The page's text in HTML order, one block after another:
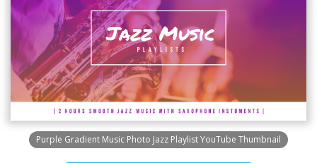
Purple Gradient Music Photo Jazz Playlist YouTube Thumbnail